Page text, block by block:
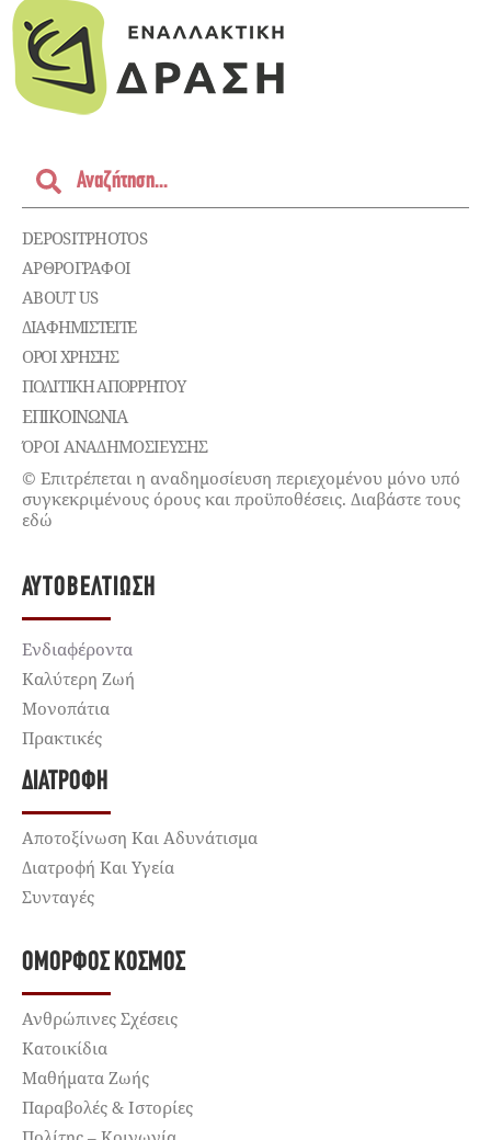
DEPOSITPHOTOS
ΑΡΘΡΟΓΡΑΦΟΙ
ABOUT US
ΔΙΑΦΗΜΙΣΤΕΊΤΕ
ΌΡΟΙ ΧΡΉΣΗΣ
ΠΟΛΙΤΙΚΉ ΑΠΟΡΡΉΤΟΥ
ΕΠΙΚΟΙΝΩΝΊΑ
ΌΡΟΙ ΑΝΑΔΗΜΟΣΙΕΥΣΗΣ
© Επιτρέπεται η αναδημοσίευση περιεχομένου μόνο υπό
συγκεκριμένους όρους και προϋποθέσεις. Διαβάστε τους
εδώ
ΑΥΤΟΒΕΛΤΊΩΣΗ
Ενδιαφέροντα
Καλύτερη Ζωή
Μονοπάτια
Πρακτικές
ΔΙΑΤΡΟΦΉ
Αποτοξίνωση Και Αδυνάτισμα
Διατροφή Και Υγεία
Συνταγές
ΌΜΟΡΦΟΣ ΚΌΣΜΟΣ
Ανθρώπινες Σχέσεις
Κατοικίδια
Μαθήματα Ζωής
Παραβολές & Ιστορίες